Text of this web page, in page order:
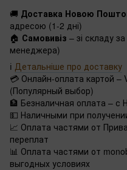
🚚 Доставка Новою
адресою (1-2 дні)
🏠 Самовивіз – зі складу
менеджера)
ℹ️ Детальніше про доставку
💳 Онлайн-оплата картой –
(Популярный выбор)
🏦 Безналичная оплата –
💵 Наличными при
📈 Оплата частями от
переплат
📊 Оплата частями от
выгодных условиях